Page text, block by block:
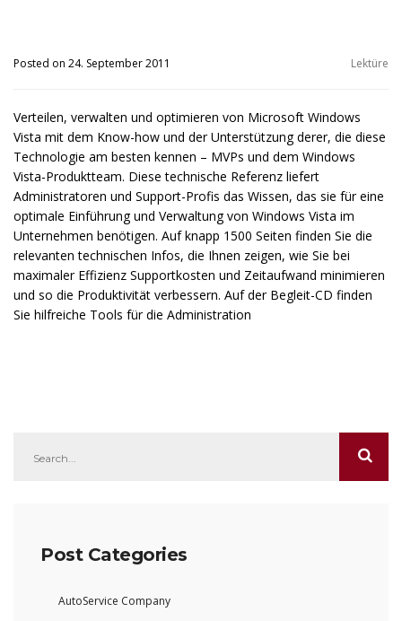
Posted on 24. September 2011 Lektüre
Verteilen, verwalten und optimieren von Microsoft Windows
Vista mit dem Know-how und der Unterstützung derer, die diese
Technologie am besten kennen – MVPs und dem Windows
Vista-Produktteam. Diese technische Referenz liefert
Administratoren und Support-Profis das Wissen, das sie für eine
optimale Einführung und Verwaltung von Windows Vista im
Unternehmen benötigen. Auf knapp 1500 Seiten finden Sie die
relevanten technischen Infos, die Ihnen zeigen, wie Sie bei
maximaler Effizienz Supportkosten und Zeitaufwand minimieren
und so die Produktivität verbessern. Auf der Begleit-CD finden
Sie hilfreiche Tools für die Administration
Post Categories
AutoService Company